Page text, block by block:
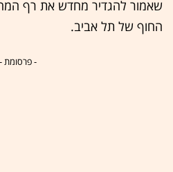
שאמור להגדיר מחדש את רף
החוף של תל אביב.
- פרסומת -